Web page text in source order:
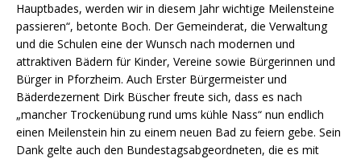
Hauptbades, werden wir in diesem Jahr wichtige Meilensteine
passieren“, betonte Boch. Der Gemeinderat, die Verwaltung
und die Schulen eine der Wunsch nach modernen und
attraktiven Bädern für Kinder, Vereine sowie Bürgerinnen und
Bürger in Pforzheim. Auch Erster Bürgermeister und
Bäderdezernent Dirk Büscher freute sich, dass es nach
„mancher Trockenübung rund ums kühle Nass“ nun endlich
einen Meilenstein hin zu einem neuen Bad zu feiern gebe. Sein
Dank gelte auch den Bundestagsabgeordneten, die es mit